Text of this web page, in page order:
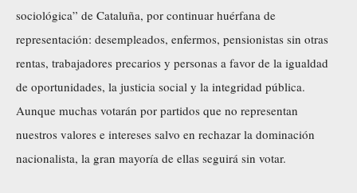
sociológica” de Cataluña, por continuar huérfana de
representación: desempleados, enfermos, pensionistas sin otras
rentas, trabajadores precarios y personas a favor de la igualdad
de oportunidades, la justicia social y la integridad pública.
Aunque muchas votarán por partidos que no representan
nuestros valores e intereses salvo en rechazar la dominación
nacionalista, la gran mayoría de ellas seguirá sin votar.